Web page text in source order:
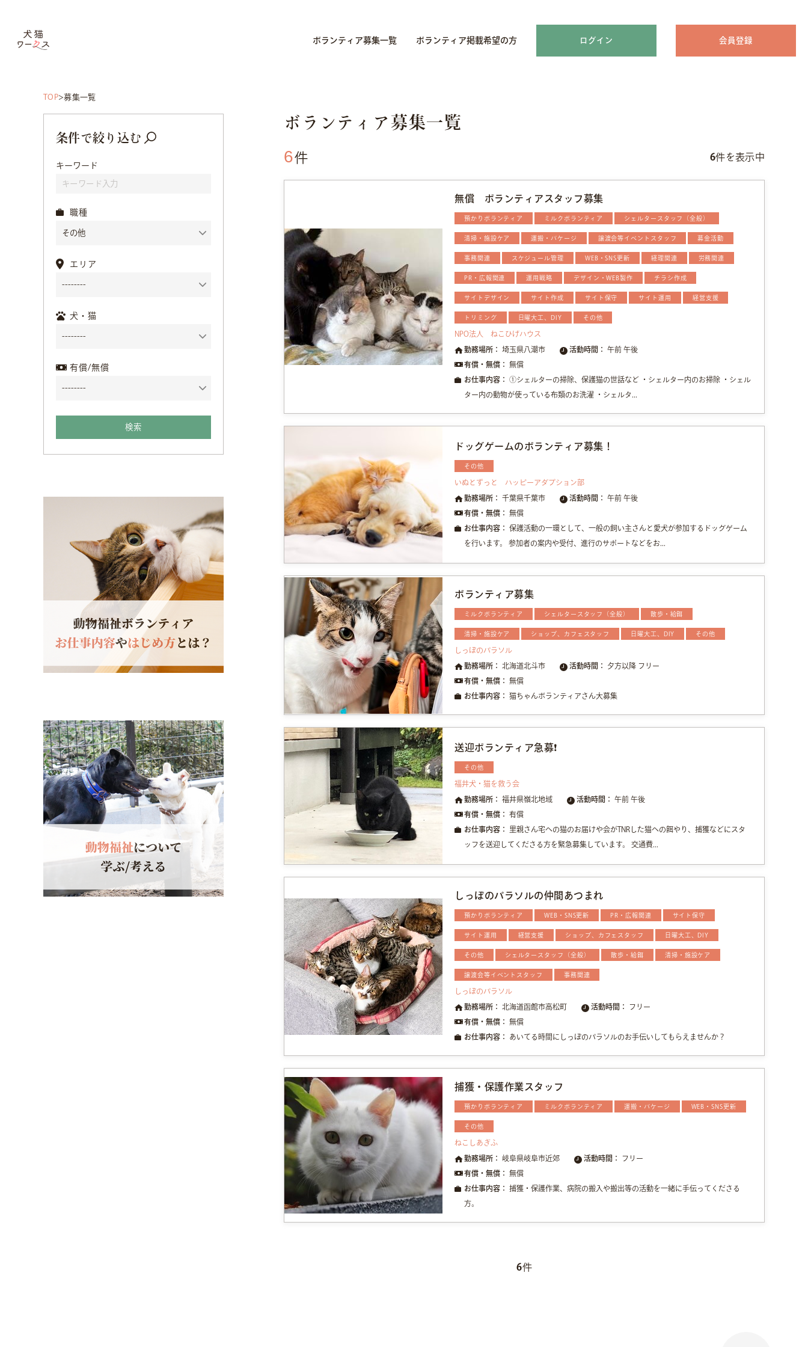
ボランティア募集一覧 ボランティア掲載希望の方 ログイン 会員登録
TOP 募集一覧
条件で絞り込む
キーワード
職種
エリア
犬・猫
有償/無償
検索
ボランティア募集一覧
6件 6件を表示中
無償 ボランティアスタッフ募集
預かりボランティア ミルクボランティア シェルタースタッフ（全般）
清掃・施設ケア 運搬・バケージ 譲渡会等イベントスタッフ 募金活動
事務関連 スケジュール管理 WEB・SNS更新 経理関連 労務関連
PR・広報関連 運用戦略 デザイン・WEB製作 チラシ作成
サイトデザイン サイト作成 サイト保守 サイト運用 経営支援
トリミング 日曜大工、DIY その他
NPO法人 ねこひげハウス
勤務場所： 埼玉県八潮市 活動時間： 午前 午後
有償・無償： 無償
お仕事内容： ①シェルターの掃除、保護猫の世話など ・シェルター内のお掃除 ・シェル
ター内の動物が使っている布類のお洗濯 ・シェルタ...
ドッグゲームのボランティア募集！
その他
いぬとずっと ハッピーアダプション部
勤務場所： 千葉県千葉市 活動時間： 午前 午後
有償・無償： 無償
お仕事内容： 保護活動の一環として、一般の飼い主さんと愛犬が参加するドッグゲーム
を行います。 参加者の案内や受付、進行のサポートなどをお...
ボランティア募集
ミルクボランティア シェルタースタッフ（全般） 散歩・給餌
清掃・施設ケア ショップ、カフェスタッフ 日曜大工、DIY その他
しっぽのパラソル
勤務場所： 北海道北斗市 活動時間： 夕方以降 フリー
有償・無償： 無償
お仕事内容： 猫ちゃんボランティアさん大募集
送迎ボランティア急募❗️
その他
福井犬・猫を救う会
勤務場所： 福井県嶺北地域 活動時間： 午前 午後
有償・無償： 有償
お仕事内容： 里親さん宅への猫のお届けや会がTNRした猫への餌やり、捕獲などにスタ
ッフを送迎してくださる方を緊急募集しています。 交通費...
しっぽのパラソルの仲間あつまれ
預かりボランティア WEB・SNS更新 PR・広報関連 サイト保守
サイト運用 経営支援 ショップ、カフェスタッフ 日曜大工、DIY
その他 シェルタースタッフ（全般） 散歩・給餌 清掃・施設ケア
譲渡会等イベントスタッフ 事務関連
しっぽのパラソル
勤務場所： 北海道函館市高松町 活動時間： フリー
有償・無償： 無償
お仕事内容： あいてる時間にしっぽのパラソルのお手伝いしてもらえませんか？
捕獲・保護作業スタッフ
預かりボランティア ミルクボランティア 運搬・バケージ WEB・SNS更新
その他
ねこしあぎふ
勤務場所： 岐阜県岐阜市近郊 活動時間： フリー
有償・無償： 無償
お仕事内容： 捕獲・保護作業、病院の搬入や搬出等の活動を一緒に手伝ってくださる
方。
6件